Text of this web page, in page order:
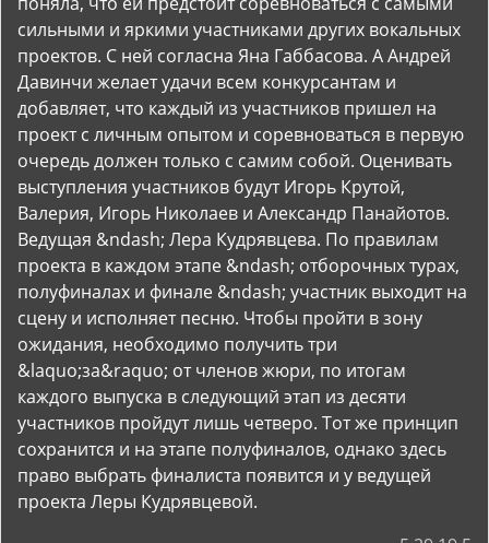
сильными и яркими участниками других вокальных
проектов. С ней согласна Яна Габбасова. А Андрей
Давинчи желает удачи всем конкурсантам и
добавляет, что каждый из участников пришел на
проект с личным опытом и соревноваться в первую
очередь должен только с самим собой. Оценивать
выступления участников будут Игорь Крутой,
Валерия, Игорь Николаев и Александр Панайотов.
Ведущая &ndash; Лера Кудрявцева. По правилам
проекта в каждом этапе &ndash; отборочных турах,
полуфиналах и финале &ndash; участник выходит на
сцену и исполняет песню. Чтобы пройти в зону
ожидания, необходимо получить три
&laquo;за&raquo; от членов жюри, по итогам
каждого выпуска в следующий этап из десяти
участников пройдут лишь четверо. Тот же принцип
сохранится и на этапе полуфиналов, однако здесь
право выбрать финалиста появится и у ведущей
проекта Леры Кудрявцевой.